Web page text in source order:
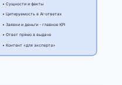
• Сущности и факты
• Цитируемость в AI-ответах
• Заявки и деньги - главное KPI
• Ответ прямо в выдаче
• Контент «для эксперта»